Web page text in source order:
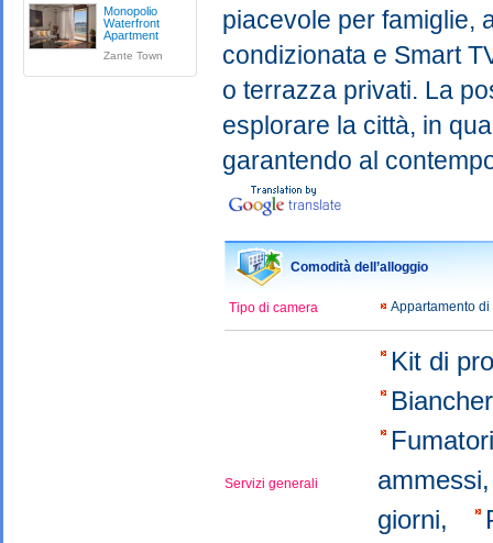
Monopolio
Waterfront
Apartment
Zante Town
piacevole per famiglie,
condizionata e Smart
o terrazza privati. La
esplorare la città, in
garantendo al
Comodità dell’alloggio
Tipo di camera Appartamento
Servizi generali
Kit di
giorni,